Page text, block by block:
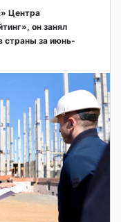
Центра
он занял
страны за июнь-